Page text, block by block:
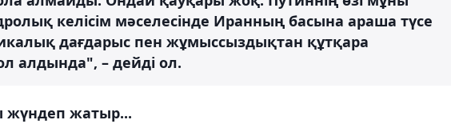
келісім мәселесінде Иранның басына араша түсе
дағдарыс пен жұмыссыздықтан құтқара
алдында", – дейді ол.
жатыр...